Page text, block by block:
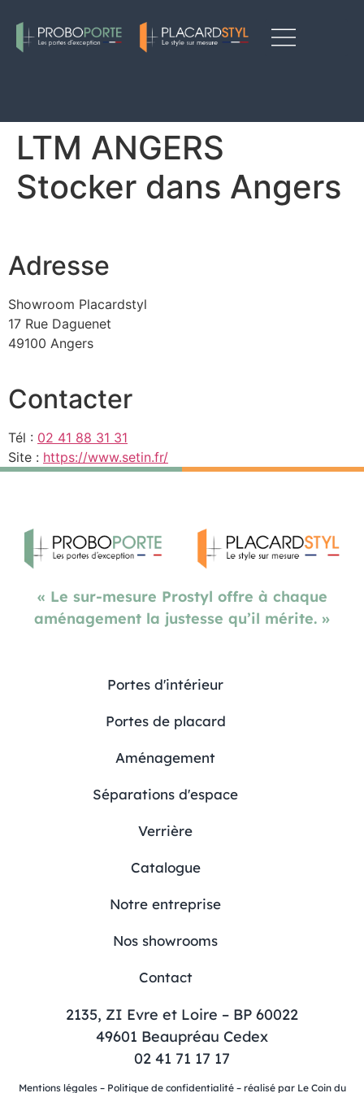
LTM ANGERS
Stocker dans Angers
Adresse
Showroom Placardstyl
17 Rue Daguenet
49100 Angers
Contacter
Tél : 02 41 88 31 31
Site : https://www.setin.fr/
« Le sur-mesure Prostyl offre à chaque
aménagement la justesse qu’il mérite. »
2135, ZI Evre et Loire – BP 60022
49601 Beaupréau Cedex
02 41 71 17 17
Portes d'intérieur
Portes de placard
Aménagement
Séparations d'espace
Verrière
Catalogue
Notre entreprise
Nos showrooms
Contact
Mentions légales– Politique de confidentialité– réalisé par Le Coin du